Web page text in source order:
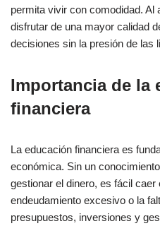
permita vivir con comodidad. Al
disfrutar de una mayor calidad
decisiones sin la presión de las
Importancia de la
financiera
La educación financiera es
económica. Sin un
gestionar el dinero, es fácil
endeudamiento excesivo o la
presupuestos, inversiones y